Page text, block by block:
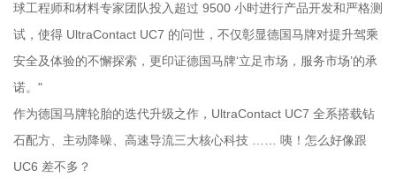
球工程师和材料专家团队投入超过 9500 小时进行产品开发和严格测
试，使得 UltraContact UC7 的问世，不仅彰显德国马牌对提升驾乘
安全及体验的不懈探索，更印证德国马牌‘立足市场，服务市场’的承
诺。"
作为德国马牌轮胎的迭代升级之作，UltraContact UC7 全系搭载钻
石配方、主动降噪、高速导流三大核心科技 …… 咦！怎么好像跟
UC6 差不多？